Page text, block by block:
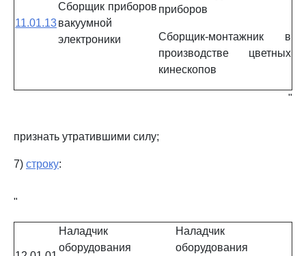
11.01.13
Сборщик приборов
вакуумной
электроники
приборов
Сборщик-монтажник в
производстве цветных
кинескопов
"
признать утратившими силу;
7) строку:
"
Наладчик
оборудования
Наладчик
оборудования